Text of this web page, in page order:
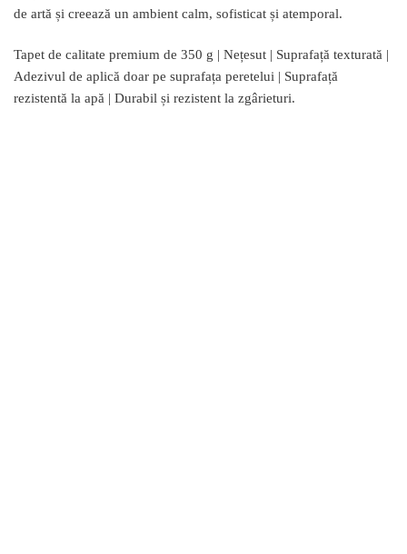
de artă și creează un ambient calm, sofisticat și atemporal.
Tapet de calitate premium de 350 g | Nețesut | Suprafață texturată |
Adezivul de aplică doar pe suprafața peretelui | Suprafață
rezistentă la apă | Durabil și rezistent la zgârieturi.